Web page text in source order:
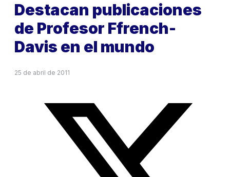
Destacan publicaciones
de Profesor Ffrench-
Davis en el mundo
25 de abril de 2011